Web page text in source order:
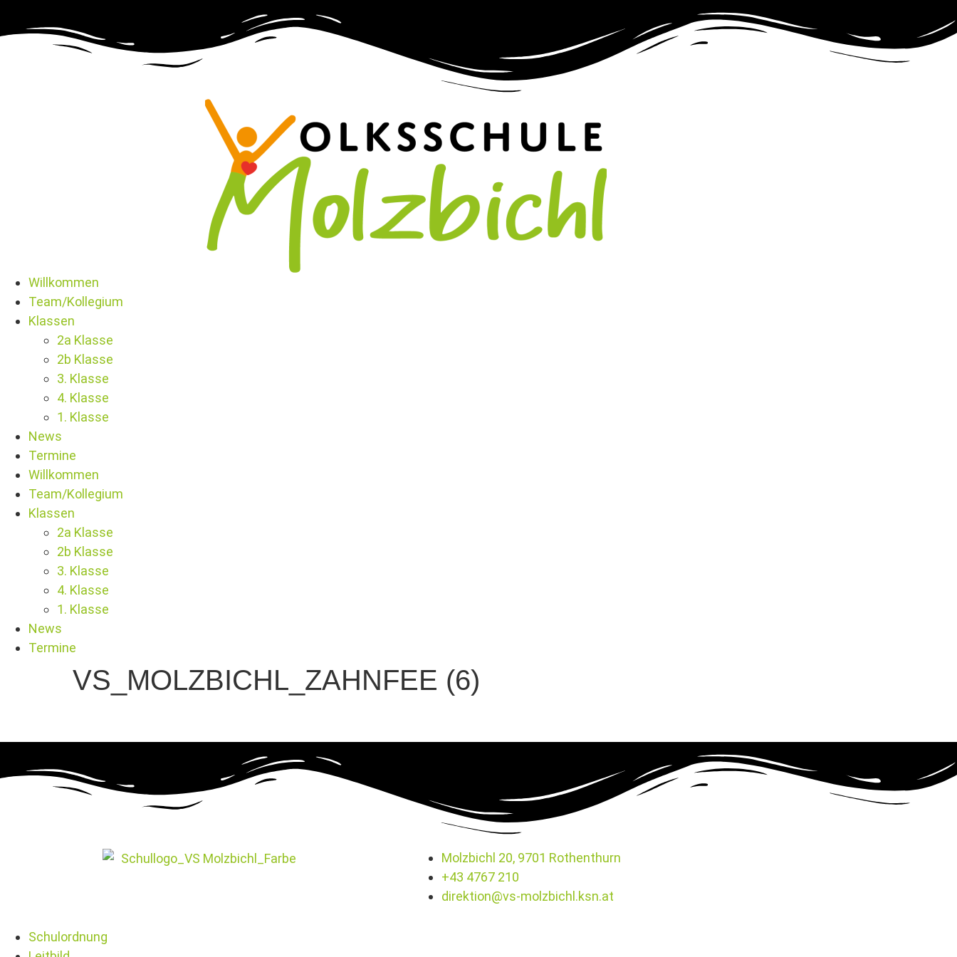
Willkommen
Team/Kollegium
Klassen
2a Klasse
2b Klasse
3. Klasse
4. Klasse
1. Klasse
News
Termine
Willkommen
Team/Kollegium
Klassen
2a Klasse
2b Klasse
3. Klasse
4. Klasse
1. Klasse
News
Termine
VS_MOLZBICHL_ZAHNFEE (6)
Molzbichl 20, 9701 Rothenthurn
+43 4767 210
direktion@vs-molzbichl.ksn.at
Schulordnung